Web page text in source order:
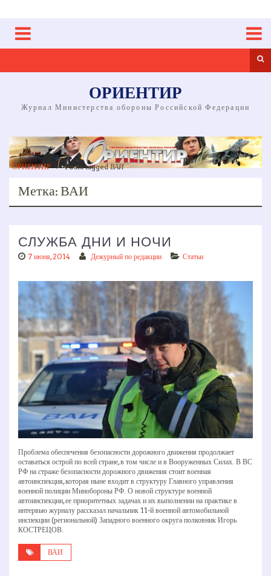
to
content
ОРИЕНТИР
Журнал Министерства обороны Российской Федерации
ОРИЕНТИР > Posts taggedВАИ
Метка: ВАИ
СЛУЖБА ДНИ И НОЧИ
7 июня, 2014 Дежурный по редакции Статьи
Проблема обеспечения безопасности дорожного движения продолжает
оставаться острой по всей стране, в том числе и в Вооруженных Силах. В ВС
РФ на страже безопасности дорожного движения стоит военная
автоинспекция, которая ныне входит в структуру Главного управления
военной полиции Минобороны РФ. О новой структуре военной
автоинспекции, ее приоритетных задачах и их выполнении на практике в
интервью журналу рассказал начальник 11­-й военной автомобильной
инспекции (региональной) Западного военного округа полковник Игорь
КОСТРЕЦОВ.
ВАИ